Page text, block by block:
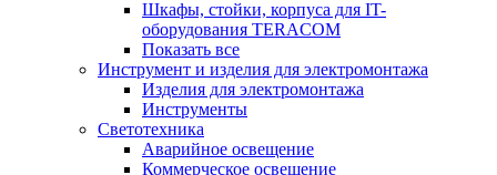
Шкафы, стойки, корпуса для IT-
оборудования TERACOM
Показать все
Инструмент и изделия для электромонтажа
Изделия для электромонтажа
Инструменты
Светотехника
Аварийное освещение
Коммерческое освещение